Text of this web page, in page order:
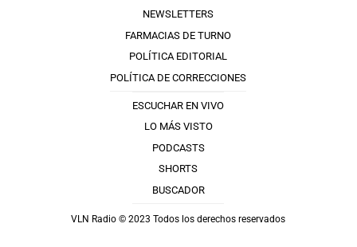
NEWSLETTERS
FARMACIAS DE TURNO
POLÍTICA EDITORIAL
POLÍTICA DE CORRECCIONES
ESCUCHAR EN VIVO
LO MÁS VISTO
PODCASTS
SHORTS
BUSCADOR
VLN Radio © 2023 Todos los derechos reservados